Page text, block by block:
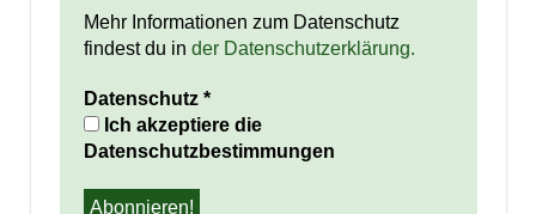
Mehr Informationen zum Datenschutz
findest du in der Datenschutzerklärung.
Datenschutz *
Ich akzeptiere die
Datenschutzbestimmungen